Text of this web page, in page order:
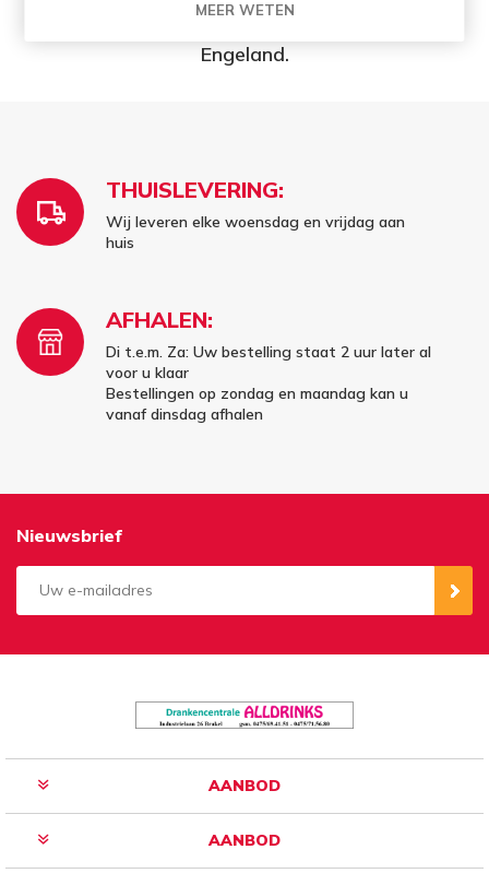
Engeland.
THUISLEVERING:
Wij leveren elke woensdag en vrijdag aan
huis
AFHALEN:
Di t.e.m. Za: Uw bestelling staat 2 uur later al
voor u klaar
Bestellingen op zondag en maandag kan u
vanaf dinsdag afhalen
Nieuwsbrief
AANBOD
AANBOD
MEER WETEN